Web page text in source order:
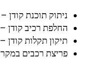
ניתוק תוכנת קודן
החלפת רכיב קודן
תיקון תקלות קודן
פריצת רכבים